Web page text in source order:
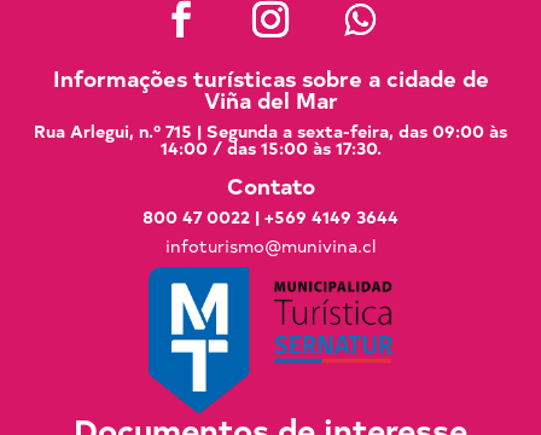
Informações turísticas sobre a cidade de
Viña del Mar
Rua Arlegui, n.º 715 | Segunda a sexta-feira, das 09:00 às
14:00 / das 15:00 às 17:30.
Contato
800 47 0022 | +569 4149 3644
infoturismo@munivina.cl